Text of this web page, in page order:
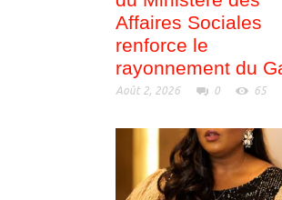
Affaires Sociales
renforce le
rayonnement du
Août 2, 2026 0 65